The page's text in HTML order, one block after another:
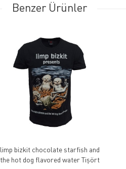
Benzer Ürünler
limp bizkit chocolate starfish and
the hot dog flavored water Tişört